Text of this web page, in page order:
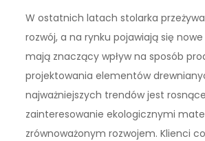
W ostatnich latach stolarka
rozwój, a na rynku pojawiają się
mają znaczący wpływ na sposób
projektowania elementów
najważniejszych trendów jest rosnące
zainteresowanie ekologicznymi
zrównoważonym rozwojem. Klienci